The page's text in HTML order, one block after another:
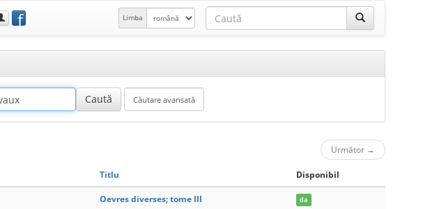
f Limba
Următor →
Titlu Disponibil
Oevres diverses; tome III da